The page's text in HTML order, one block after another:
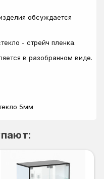
обсуждается
- стрейч пленка.
в разобранном виде.
5мм